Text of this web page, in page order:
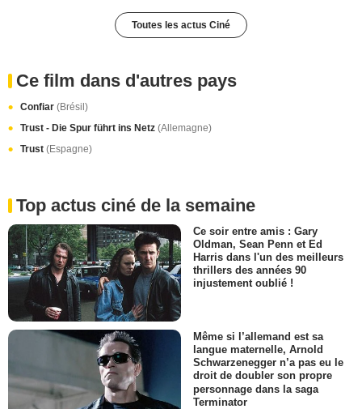
Toutes les actus Ciné
Ce film dans d'autres pays
Confiar (Brésil)
Trust - Die Spur führt ins Netz (Allemagne)
Trust (Espagne)
Top actus ciné de la semaine
Ce soir entre amis : Gary
Oldman, Sean Penn et Ed
Harris dans l'un des meilleurs
thrillers des années 90
injustement oublié !
Même si l’allemand est sa
langue maternelle, Arnold
Schwarzenegger n’a pas eu le
droit de doubler son propre
personnage dans la saga
Terminator